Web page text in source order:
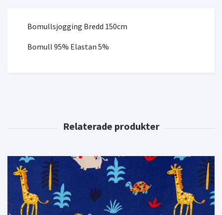
Bomullsjogging Bredd 150cm
Bomull 95% Elastan 5%